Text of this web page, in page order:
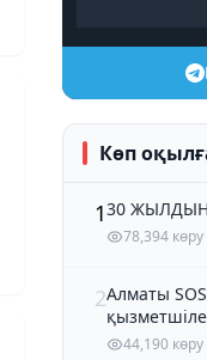
Көп
130 ЖЫЛДЫҢ
78,394 көру
2Алматы
және
44,190 көру